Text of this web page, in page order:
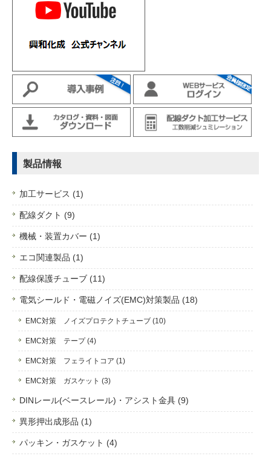
製品情報
加工サービス (1)
配線ダクト (9)
機械・装置カバー (1)
エコ関連製品 (1)
配線保護チューブ (11)
電気シールド・電磁ノイズ(EMC)対策製品 (18)
EMC対策 ノイズプロテクトチューブ (10)
EMC対策 テープ (4)
EMC対策 フェライトコア (1)
EMC対策 ガスケット (3)
DINレール(ベースレール)・アシスト金具 (9)
異形押出成形品 (1)
パッキン・ガスケット (4)